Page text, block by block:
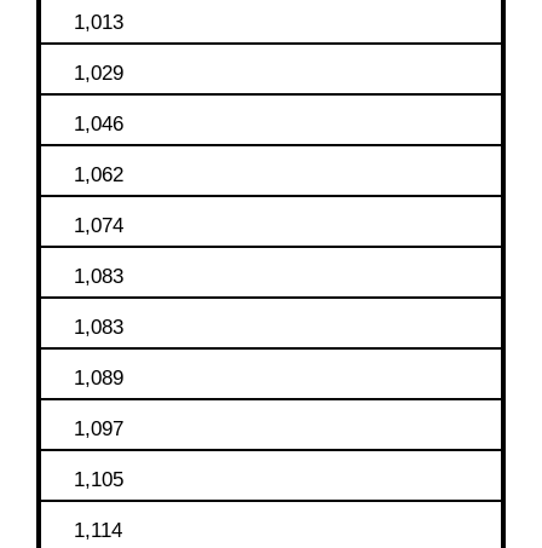
1,013
1,029
1,046
1,062
1,074
1,083
1,083
1,089
1,097
1,105
1,114